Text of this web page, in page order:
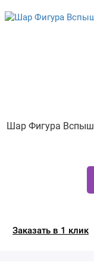
Шар Фигура Вспыш
Заказать в 1 клик